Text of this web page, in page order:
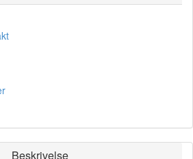
Beskrivelse